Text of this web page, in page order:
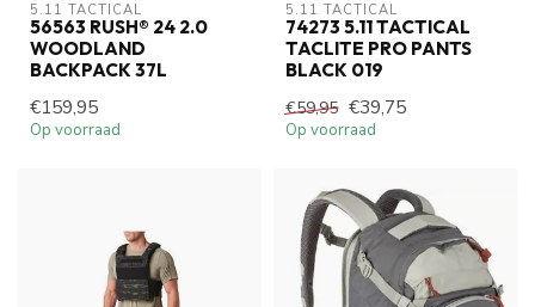
5.11 TACTICAL
56563 RUSH® 24 2.0
WOODLAND
BACKPACK 37L
€159,95
Op voorraad
5.11 TACTICAL
74273 5.11 TACTICAL
TACLITE PRO PANTS
BLACK 019
€59,95 €39,75
Op voorraad